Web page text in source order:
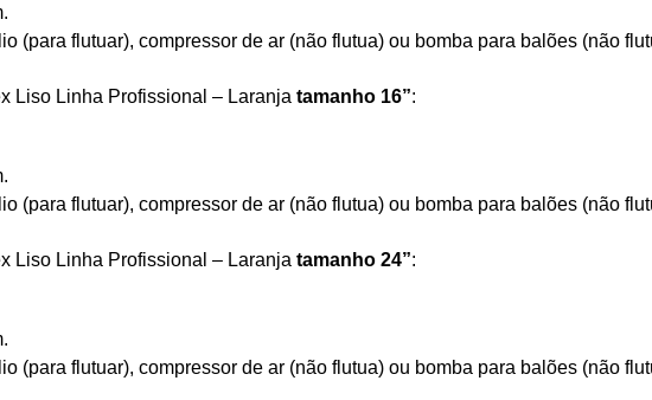
(para flutuar), compressor de ar (não flutua) ou bomba para balões (não
Liso Linha Profissional – Laranjatamanho 16”:
(para flutuar), compressor de ar (não flutua) ou bomba para balões (não
Liso Linha Profissional – Laranjatamanho 24”:
(para flutuar), compressor de ar (não flutua) ou bomba para balões (não